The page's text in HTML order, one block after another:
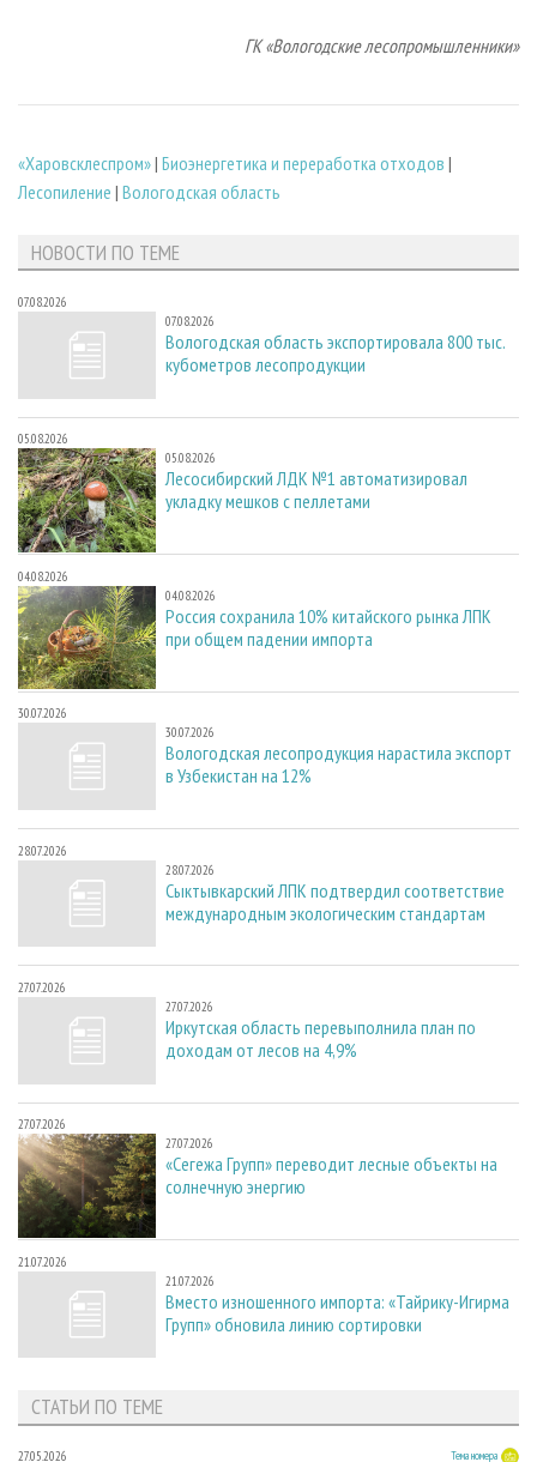
ГК «Вологодские лесопромышленники»
«Харовсклеспром»| Биoэнергетика и переработка отходов |
Лесопиление | Вологодская область
НОВОСТИ ПО ТЕМЕ
07.08.2026
07.08.2026
Вологодская область экспортировала 800 тыс.
кубометров лесопродукции
05.08.2026
05.08.2026
Лесосибирский ЛДК №1 автоматизировал
укладку мешков с пеллетами
04.08.2026
04.08.2026
Россия сохранила 10% китайского рынка ЛПК
при общем падении импорта
30.07.2026
30.07.2026
Вологодская лесопродукция нарастила экспорт
в Узбекистан на 12%
28.07.2026
28.07.2026
Сыктывкарский ЛПК подтвердил соответствие
международным экологическим стандартам
27.07.2026
27.07.2026
Иркутская область перевыполнила план по
доходам от лесов на 4,9%
27.07.2026
27.07.2026
«Сегежа Групп» переводит лесные объекты на
солнечную энергию
21.07.2026
21.07.2026
Вместо изношенного импорта: «Тайрику-Игирма
Групп» обновила линию сортировки
СТАТЬИ ПО ТЕМЕ
27.05.2026 Тема номера